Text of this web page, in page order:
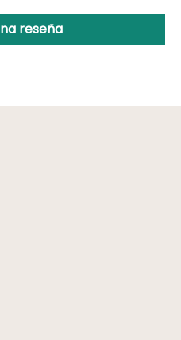
reseña